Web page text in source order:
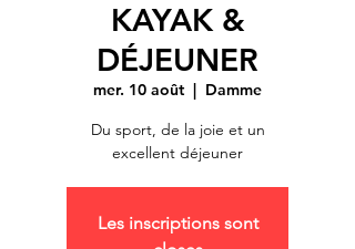
KAYAK &
DÉJEUNER
mer. 10 août
  |
Damme
Du sport, de la joie et un
excellent déjeuner
Les inscriptions sont